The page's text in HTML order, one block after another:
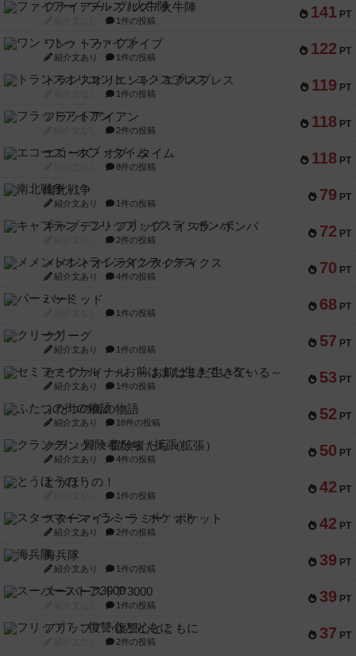
141 PT
ファイアー・ブルズ / 火牛陣
1件の投稿
122 PT
ワン・トゥ・ファイブ
紹介文あり 1件の投稿
119 PT
トランスオリエント・エクスプレス
1件の投稿
118 PT
フラットアイアン
2件の投稿
118 PT
エコーズ・オブ・タイム
8件の投稿
79 PT
南北戦争
紹介文あり 1件の投稿
72 PT
キャプテン・フリップ：イスラ・ボンバ
2件の投稿
70 PT
メメントオンラインタクティクス
紹介文あり 4件の投稿
68 PT
パーミッド
1件の投稿
57 PT
クリーグ
紹介文あり 1件の投稿
53 PT
セミファイナル ～お前はまだ生きている～
紹介文あり 1件の投稿
52 PT
ふたつの街の物語
紹介文あり 18件の投稿
50 PT
クランク! ：冒険者たち（拡張）
紹介文あり 4件の投稿
42 PT
とうほうの！
1件の投稿
42 PT
スターマイン・ラミー ポケット
紹介文あり 2件の投稿
39 PT
海兵隊
紹介文あり 1件の投稿
39 PT
スーパーストア3000
1件の投稿
37 PT
フリップ７：復讐心とともに
2件の投稿